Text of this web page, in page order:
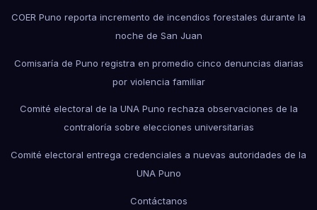
COER Puno reporta incremento de incendios forestales durante la
noche de San Juan
Comisaría de Puno registra en promedio cinco denuncias diarias
por violencia familiar
Comité electoral de la UNA Puno rechaza observaciones de la
contraloría sobre elecciones universitarias
Comité electoral entrega credenciales a nuevas autoridades de la
UNA Puno
Contáctanos